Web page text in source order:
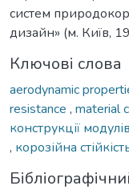
систем
дизайн» (м. Київ,
Ключові слова
aerodynamic
resistance , material
конструкції
, корозійна